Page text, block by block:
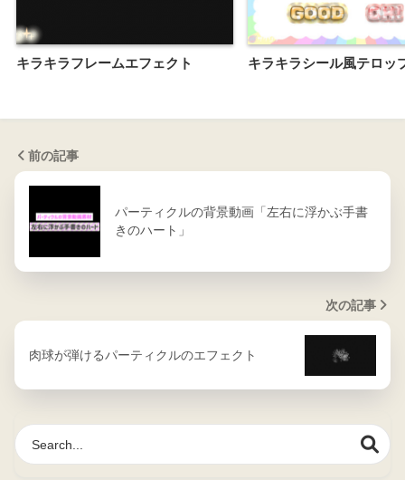
キラキラフレームエフェクト キラキラシール風テロッ
前の記事
パーティクルの背景動画「左右に浮かぶ手書
きのハート」
次の記事
肉球が弾けるパーティクルのエフェクト